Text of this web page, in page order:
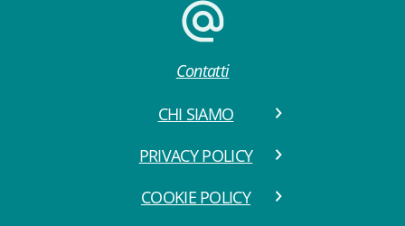
Contatti
CHI SIAMO
PRIVACY POLICY
COOKIE POLICY